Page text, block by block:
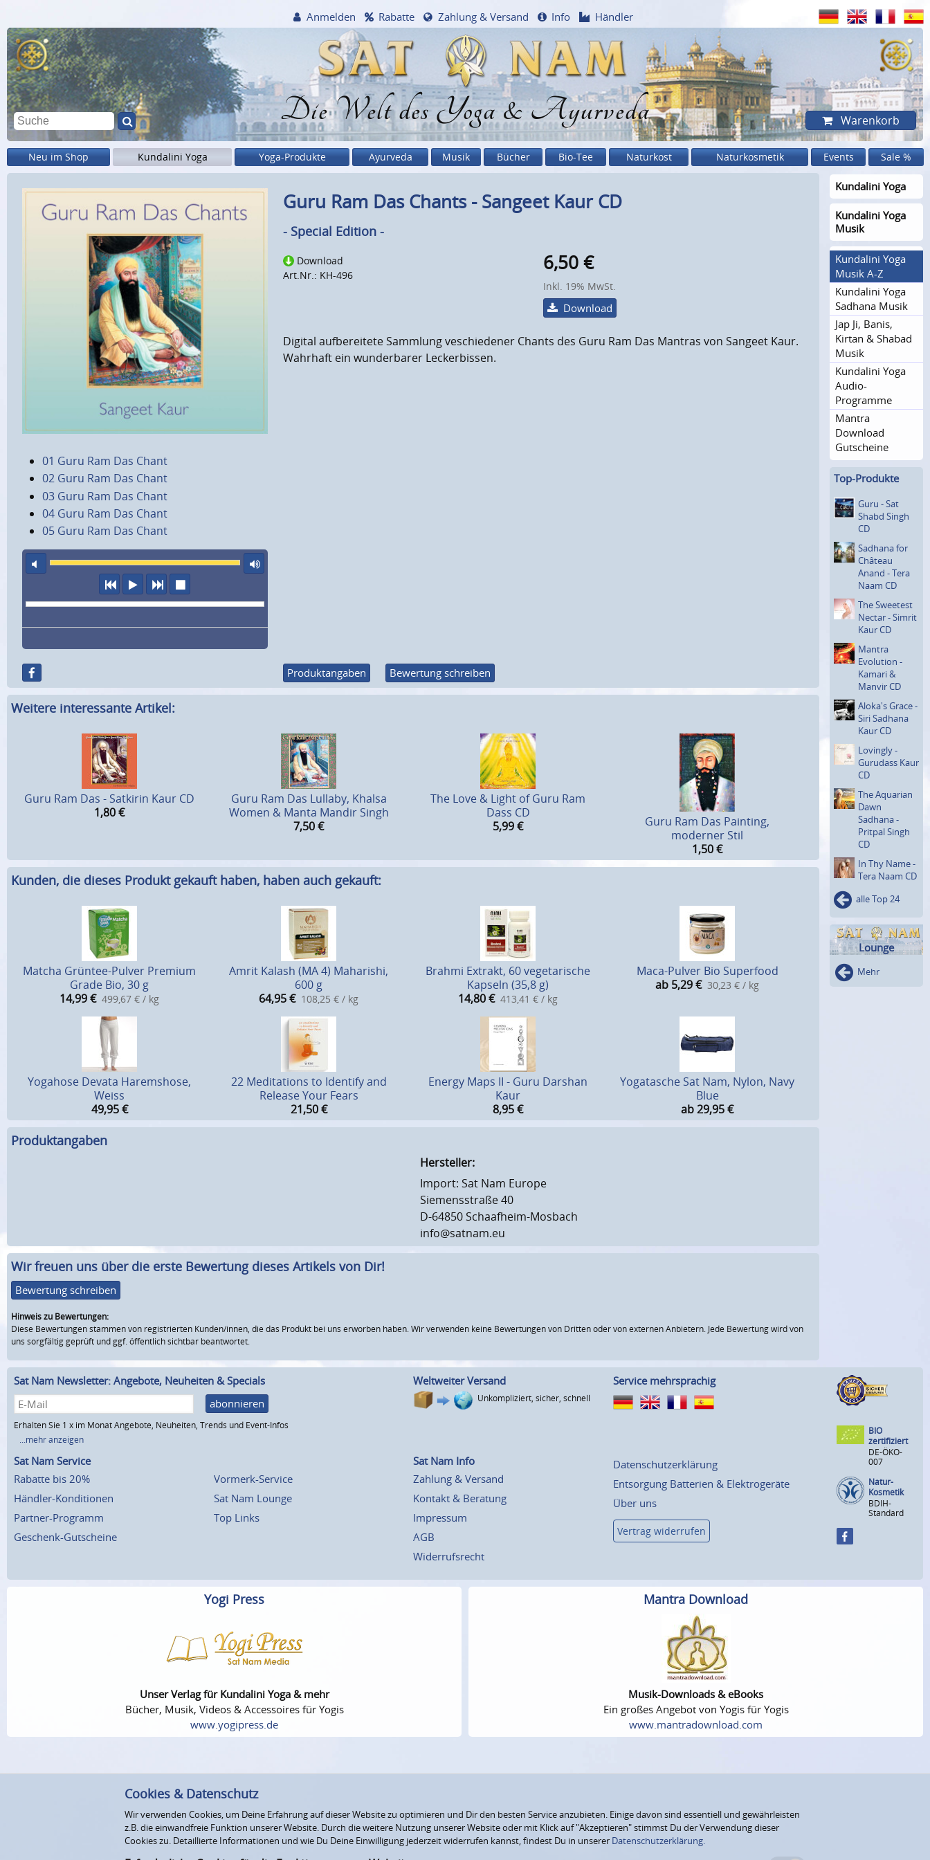
Die Welt des Yoga & Ayurveda
Anmelden Rabatte Zahlung & Versand Info Händler
Warenkorb
Neu im Shop Kundalini Yoga Yoga-Produkte Ayurveda Musik Bücher Bio-Tee Naturkost Naturkosmetik Events Sale %
01 Guru Ram Das Chant
02 Guru Ram Das Chant
03 Guru Ram Das Chant
04 Guru Ram Das Chant
05 Guru Ram Das Chant
Ton aus
vorheriger Titel
Abspielennächster Titel
Guru Ram Das Chants - Sangeet Kaur CD
- Special Edition -
Download
Art.Nr.: KH-496
6,50€
Inkl. 19% MwSt.
Download
Digital aufbereitete Sammlung veschiedener Chants des Guru Ram Das Mantras von Sangeet Kaur.
Wahrhaft ein wunderbarer Leckerbissen.
Produktangaben Bewertung schreiben
Weitere interessante Artikel:
Guru Ram Das - Satkirin Kaur CD
1,80€
Guru Ram Das Lullaby, Khalsa
Women & Manta Mandir Singh
7,50€
The Love & Light of Guru Ram
Dass CD
5,99€
Guru Ram Das Painting,
moderner Stil
1,50€
Kunden, die dieses Produkt gekauft haben, haben auch gekauft:
Matcha Grüntee-Pulver Premium
Grade Bio, 30 g
14,99€ 499,67 € / kg
Amrit Kalash (MA 4) Maharishi,
600 g
64,95€ 108,25 € / kg
Brahmi Extrakt, 60 vegetarische
Kapseln (35,8 g)
14,80€ 413,41 € / kg
Maca-Pulver Bio Superfood
ab 5,29€ 30,23 € / kg
Yogahose Devata Haremshose,
Weiss
49,95 €
22 Meditations to Identify and
Release Your Fears
21,50 €
Energy Maps II - Guru Darshan
Kaur
8,95€
Yogatasche Sat Nam, Nylon, Navy
Blue
ab 29,95€
Produktangaben
Hersteller:
Import: Sat Nam Europe
Siemensstraße 40
D-64850 Schaafheim-Mosbach
info@satnam.eu
Wir freuen uns über die erste Bewertung dieses Artikels von Dir!
Bewertung schreiben
Hinweis zu Bewertungen:
Diese Bewertungen stammen von registrierten Kunden/innen, die das Produkt bei uns erworben haben. Wir verwenden keine Bewertungen von Dritten oder von externen Anbietern. Jede Bewertung wird von
uns sorgfältig geprüft und ggf. öffentlich sichtbar beantwortet.
Kundalini Yoga
Kundalini Yoga
Musik
Kundalini Yoga
Musik A-Z
Kundalini Yoga
Sadhana Musik
Jap Ji, Banis,
Kirtan & Shabad
Musik
Kundalini Yoga
Audio-
Programme
Mantra
Download
Gutscheine
Top-Produkte
Guru - Sat
Shabd Singh
CD
Sadhana for
Château
Anand - Tera
Naam CD
The Sweetest
Nectar - Simrit
Kaur CD
Mantra
Evolution -
Kamari &
Manvir CD
Aloka's Grace -
Siri Sadhana
Kaur CD
Lovingly -
Gurudass Kaur
CD
The Aquarian
Dawn
Sadhana -
Pritpal Singh
CD
In Thy Name -
Tera Naam CD
alle Top 24
Lounge
Mehr
Sat Nam Newsletter: Angebote, Neuheiten & Specials
abonnieren
Erhalten Sie 1 x im Monat Angebote, Neuheiten, Trends und Event-Infos
...mehr anzeigen
Weltweiter Versand
Unkompliziert, sicher, schnell
Service mehrsprachig
Sat Nam Service
Rabatte bis 20%
Händler-Konditionen
Partner-Programm
Geschenk-Gutscheine
Vormerk-Service
Sat Nam Lounge
Top Links
Sat Nam Info
Zahlung & Versand
Kontakt & Beratung
Impressum
AGB
Widerrufsrecht
Datenschutzerklärung
Entsorgung Batterien & Elektrogeräte
Über uns
Vertrag widerrufen
BIO
zertifiziert
DE-ÖKO-
007
Natur-
Kosmetik
BDIH-
Standard
Yogi Press
Unser Verlag für Kundalini Yoga & mehr
Bücher, Musik, Videos & Accessoires für Yogis
www.yogipress.de
Mantra Download
Musik-Downloads & eBooks
Ein großes Angebot von Yogis für Yogis
www.mantradownload.com
Cookies & Datenschutz
Wir verwenden Cookies, um Deine Erfahrung auf dieser Website zu optimieren und Dir den besten Service anzubieten. Einige davon sind essentiell und gewährleisten
z.B. die einwandfreie Funktion unserer Website. Durch die weitere Nutzung unserer Website oder mit Klick auf "Akzeptieren" stimmst Du der Verwendung dieser
Cookies zu. Detaillierte Informationen und wie Du Deine Einwilligung jederzeit widerrufen kannst, findest Du in unserer Datenschutzerklärung.